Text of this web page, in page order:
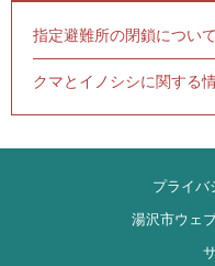
指定避難所の閉鎖について
クマとイノシシに関する
プライバ
湯沢市ウェ